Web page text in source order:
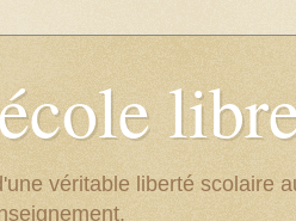
véritable liberté scolaire